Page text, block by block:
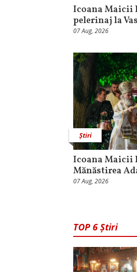
Icoana Maicii
pelerinaj la
07 Aug, 2026
Știri
Icoana Maicii
Mănăstirea
07 Aug, 2026
TOP 6 Știri